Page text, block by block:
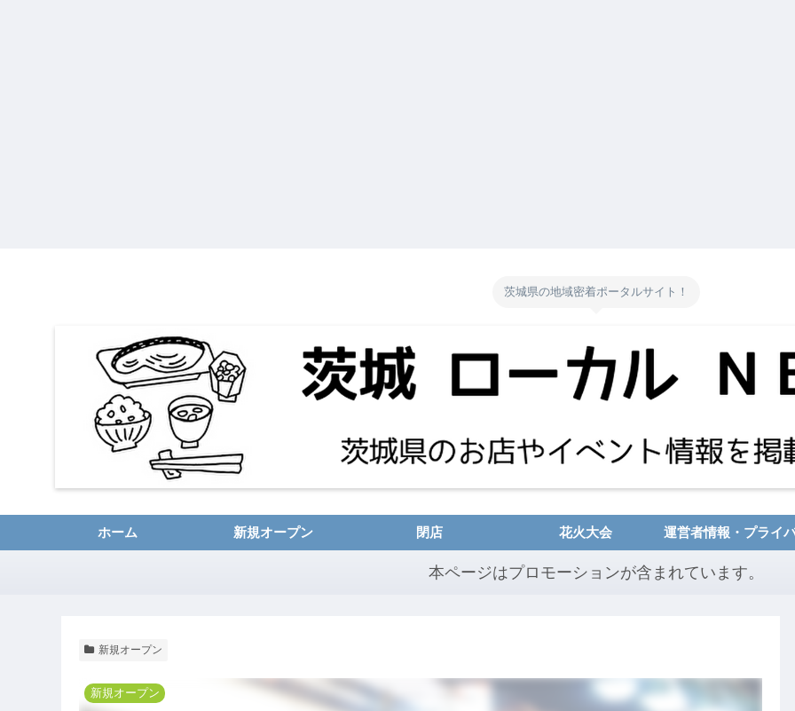
茨城県の地域密着ポータルサイト！
ホーム 新規オープン 閉店 花火大会
本ページはプロモーションが含まれています。
新規オープン
新規オープン